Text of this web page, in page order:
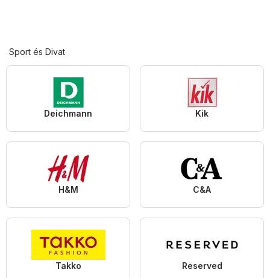
Sport és Divat
Deichmann Kik
H&M C&A
Takko Reserved